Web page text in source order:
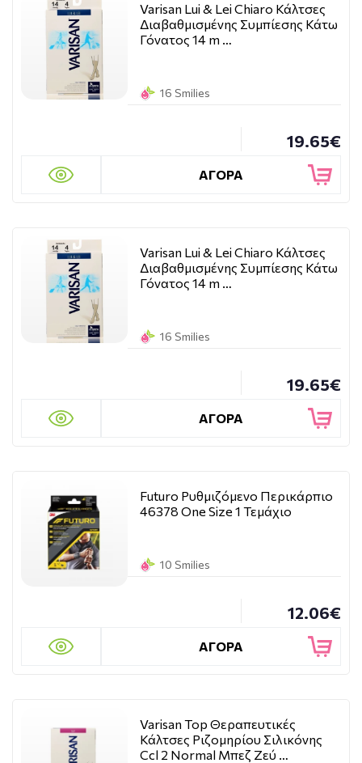
Varisan Lui & Lei Chiaro Κάλτσες
Διαβαθμισμένης Συμπίεσης Κάτω
Γόνατος 14 m …
16 Smilies
19.65€
ΑΓΟΡΑ
Varisan Lui & Lei Chiaro Κάλτσες
Διαβαθμισμένης Συμπίεσης Κάτω
Γόνατος 14 m …
16 Smilies
19.65€
ΑΓΟΡΑ
Futuro Ρυθμιζόμενο Περικάρπιο
46378 One Size 1 Τεμάχιο
10 Smilies
12.06€
ΑΓΟΡΑ
Varisan Top Θεραπευτικές
Κάλτσες Ριζομηρίου Σιλικόνης
Ccl 2 Normal Μπεζ Ζεύ …